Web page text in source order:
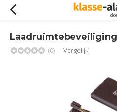
Laadruimtebeveiliging
(0) Vergelijk